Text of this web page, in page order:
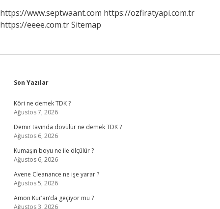
https://www.septwaant.com https://ozfiratyapi.com.tr
https://eeee.com.trSitemap
Sidebar
Son Yazılar
Köri ne demek TDK ?
Ağustos 7, 2026
Demir tavında dövülür ne demek TDK ?
Ağustos 6, 2026
Kumaşın boyu ne ile ölçülür ?
Ağustos 6, 2026
Avene Cleanance ne işe yarar ?
Ağustos 5, 2026
Amon Kur’an’da geçiyor mu ?
Ağustos 3, 2026